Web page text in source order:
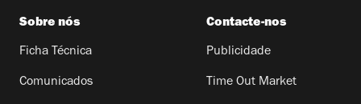
Sobre nós
Ficha Técnica
Comunicados
Contacte-nos
Publicidade
Time Out Market